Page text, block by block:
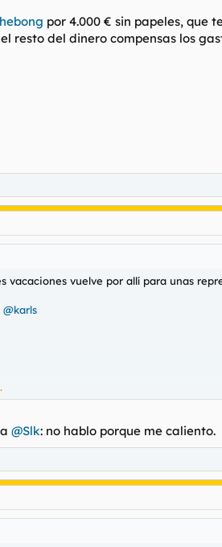
por 4.000 € sin papeles, que
resto del dinero compensas los
vacaciones vuelve por allí para unas
@karls
pagar con tarjeta. Podías pagar sin
que no funciona porque aquí no
@Slk: no hablo porque me caliento.